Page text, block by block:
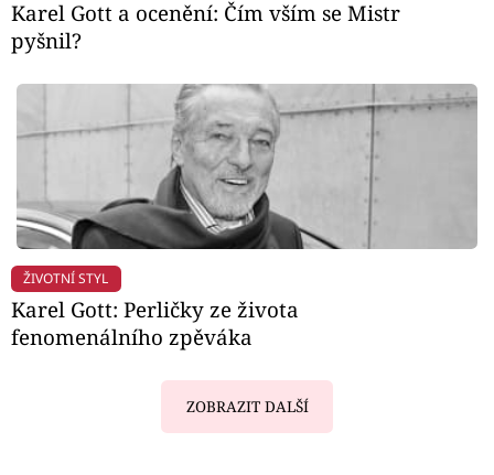
Karel Gott a ocenění: Čím vším se Mistr
pyšnil?
ŽIVOTNÍ STYL
Karel Gott: Perličky ze života
fenomenálního zpěváka
ZOBRAZIT DALŠÍ